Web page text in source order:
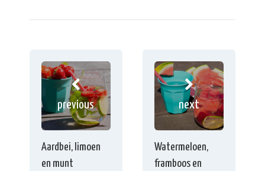
previous
Aardbei, limoen
en munt
next
Watermeloen,
framboos en